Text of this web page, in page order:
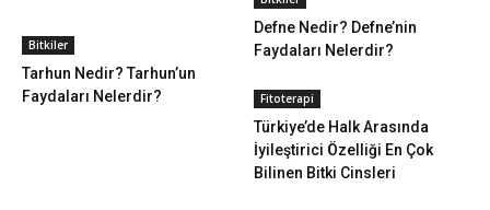
Bitkiler
Tarhun Nedir? Tarhun’un
Faydaları Nelerdir?
Defne Nedir? Defne’nin
Faydaları Nelerdir?
Fitoterapi
Türkiye’de Halk Arasında
İyileştirici Özelliği En Çok
Bilinen Bitki Cinsleri